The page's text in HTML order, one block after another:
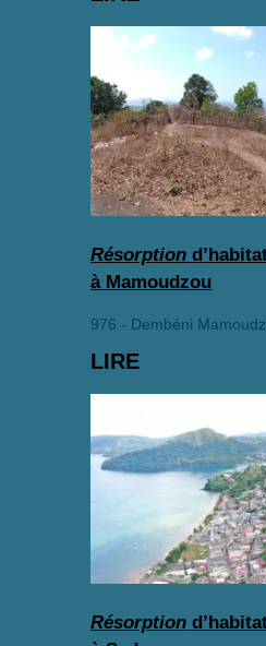
Résorption
à Mamoudzou
976 - Dembéni
LIRE
Résorption